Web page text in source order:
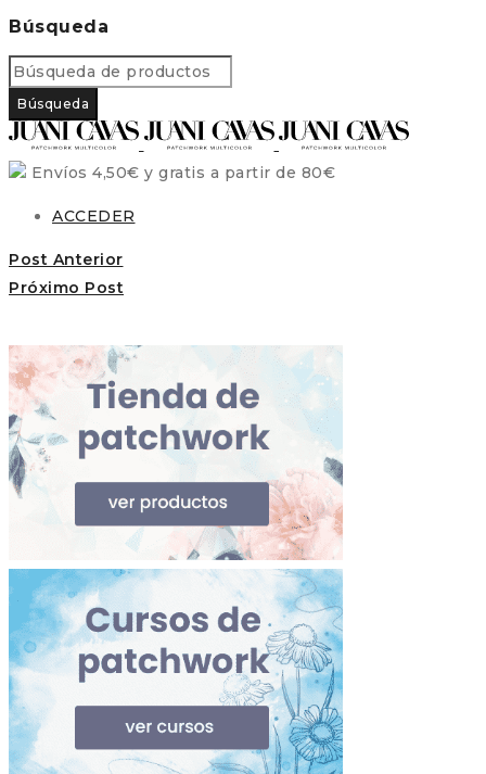
Búsqueda
Envíos 4,50€ y gratis a partir de 80€
ACCEDER
Post Anterior
Próximo Post